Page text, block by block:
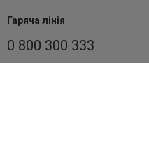
Гаряча лінія
0 800 300 333